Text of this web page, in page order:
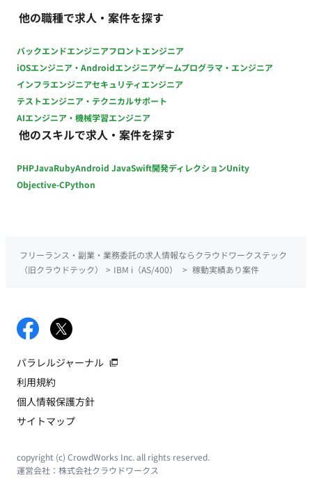
他の職種で求人・案件を探す
バックエンドエンジニアフロントエンジニア
iOSエンジニア・Androidエンジニアゲームプログラマ・エンジニア
インフラエンジニアセキュリティエンジニア
テストエンジニア・テクニカルサポート
AIエンジニア・機械学習エンジニア
他のスキルで求人・案件を探す
PHPJavaRubyAndroid JavaSwift開発ディレクションUnity
Objective-CPython
フリーランス・副業・業務委託の求人情報ならクラウドワークステック
（旧クラウドテック）
> IBM i（AS/400） > 稼動実績あり案件
パラレルジャーナル
利用規約
個人情報保護方針
サイトマップ
copyright (c) CrowdWorks Inc. all rights reserved.
運営会社： 株式会社クラウドワークス